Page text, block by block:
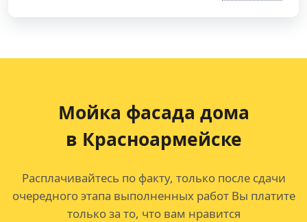
Мойка фасада дома
в Красноармейске
Расплачивайтесь по факту, только после сдачи
очередного этапа выполненных работ Вы платите
только за то, что вам нравится